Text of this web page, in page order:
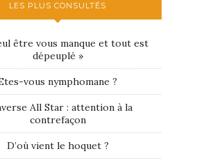
LES PLUS CONSULTÉS
être vous manque et tout est
dépeuplé »
vous nymphomane ?
All Star : attention à la
contrefaçon
D’où vient le hoquet ?